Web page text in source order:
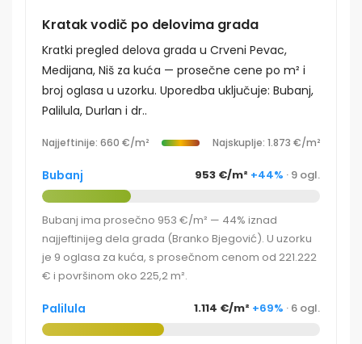
Kratak vodič po delovima grada
Kratki pregled delova grada u Crveni Pevac,
Medijana, Niš za kuća — prosečne cene po m² i
broj oglasa u uzorku. Uporedba uključuje: Bubanj,
Palilula, Durlan i dr..
Najjeftinije: 660 €/m² Najskuplje: 1.873 €/m²
Bubanj 953 €/m² +44% · 9 ogl.
Bubanj ima prosečno 953 €/m² — 44% iznad
najjeftinijeg dela grada (Branko Bjegović). U uzorku
je 9 oglasa za kuća, s prosečnom cenom od 221.222
€ i površinom oko 225,2 m².
Palilula 1.114 €/m² +69% · 6 ogl.